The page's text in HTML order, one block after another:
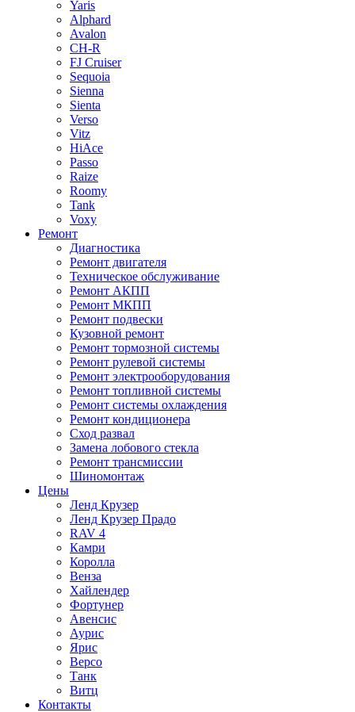
Yaris
Alphard
Avalon
CH-R
FJ Cruiser
Sequoia
Sienna
Sienta
Verso
Vitz
HiAce
Passo
Raize
Roomy
Tank
Voxy
Ремонт
Диагностика
Ремонт двигателя
Техническое обслуживание
Ремонт АКПП
Ремонт МКПП
Ремонт подвески
Кузовной ремонт
Ремонт тормозной системы
Ремонт рулевой системы
Ремонт электрооборудования
Ремонт топливной системы
Ремонт системы охлаждения
Ремонт кондиционера
Сход развал
Замена лобового стекла
Ремонт трансмиссии
Шиномонтаж
Цены
Ленд Крузер
Ленд Крузер Прадо
RAV 4
Камри
Королла
Венза
Хайлендер
Фортунер
Авенсис
Аурис
Ярис
Версо
Танк
Витц
Контакты